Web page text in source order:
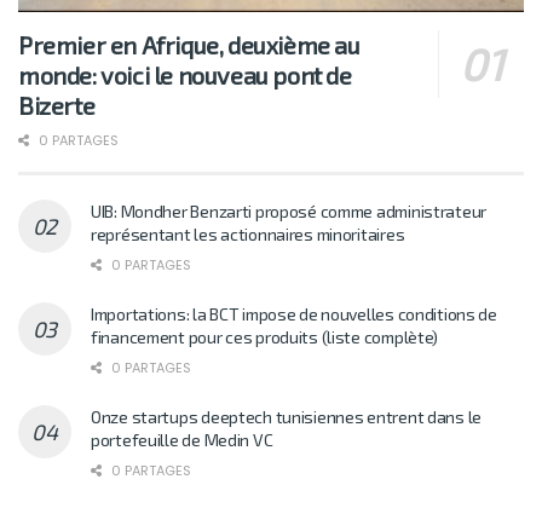
Premier en Afrique, deuxième au
monde: voici le nouveau pont de
Bizerte
0 PARTAGES
UIB: Mondher Benzarti proposé comme administrateur
représentant les actionnaires minoritaires
0 PARTAGES
Importations: la BCT impose de nouvelles conditions de
financement pour ces produits (liste complète)
0 PARTAGES
Onze startups deeptech tunisiennes entrent dans le
portefeuille de Medin VC
0 PARTAGES